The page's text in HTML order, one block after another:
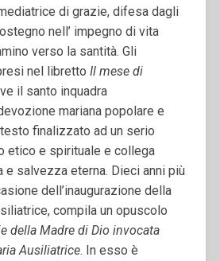
di grazie, difesa dagli
nell’ impegno di vita
verso la santità. Gli
nel libretto Il mese di
il santo inquadra
mariana popolare e
finalizzato ad un serio
etico e spirituale e collega
e salvezza eterna. Dieci anni più
dell’inaugurazione della
compila un opuscolo
della Madre di Dio invocata
Ausiliatrice. In esso è